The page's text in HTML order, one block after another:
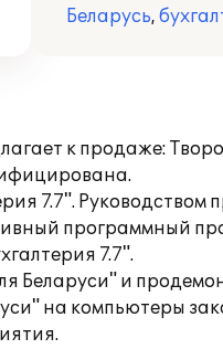
Беларусь,
к продаже:
7.7".
7.7".
и
на компьютеры